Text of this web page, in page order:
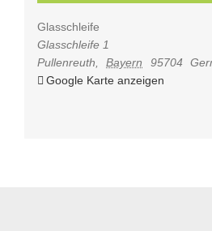
Glasschleife
Glasschleife 1
Pullenreuth
Bayern 95704
Google Karte anzeigen